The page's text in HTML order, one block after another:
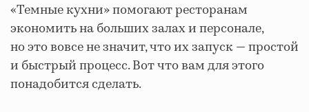
«Темные кухни» помогают ресторанам
экономить на больших залах и персонале,
но это вовсе не значит, что их запуск — простой
и быстрый процесс. Вот что вам для этого
понадобится сделать.